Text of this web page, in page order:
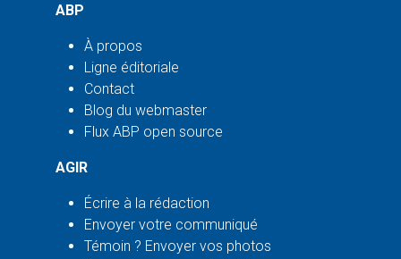
ABP
À propos
Ligne éditoriale
Contact
Blog du webmaster
Flux ABP open source
AGIR
Écrire à la rédaction
Envoyer votre communiqué
Témoin ? Envoyer vos photos